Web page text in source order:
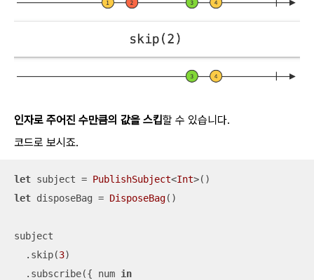
인자로 주어진 수만큼의 값을 스킵할 수 있습니다.
코드로 보시죠.
let subject = PublishSubject<Int
let disposeBag = DisposeBag()
subject
  .skip(
3)
  .subscribe({ num
in